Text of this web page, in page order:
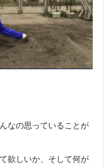
なの思っていることが
欲しいか、そして何が